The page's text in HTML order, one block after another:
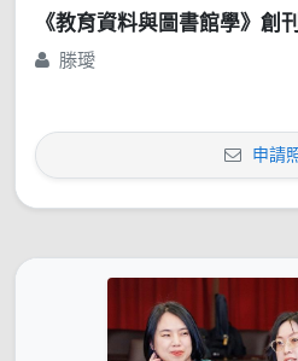
《教育資料與圖書館學》創
滕璦
申請